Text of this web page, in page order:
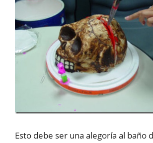
Esto debe ser una alegoría al baño